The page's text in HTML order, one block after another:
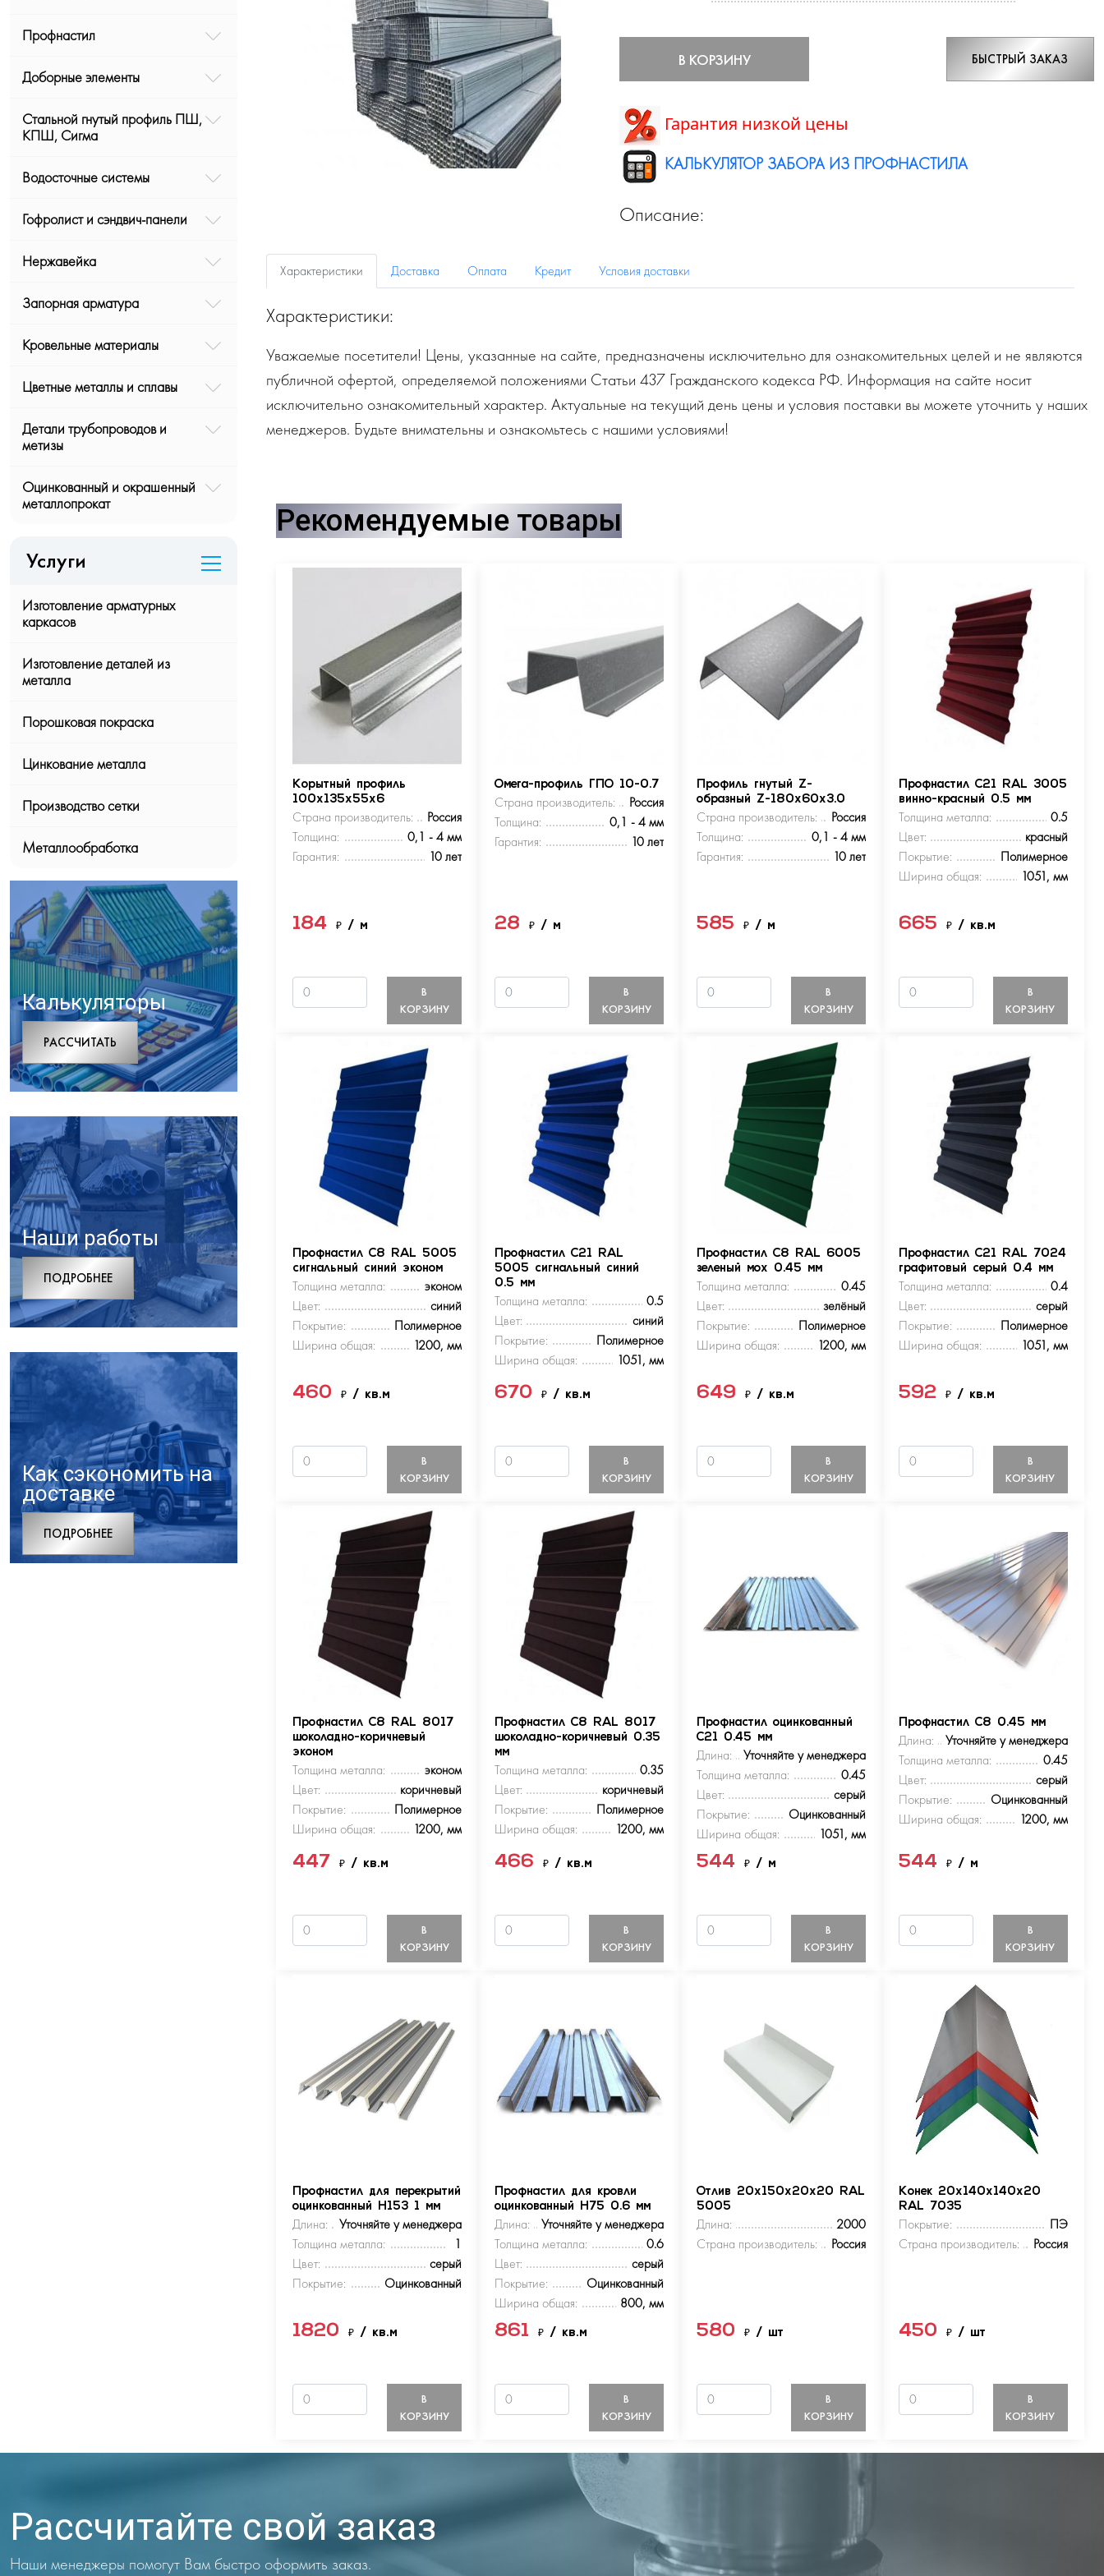
Профнастил
Доборные элементы
Стальной гнутый профиль ПШ,
КПШ, Сигма
Водосточные системы
Гофролист и сэндвич-панели
Нержавейка
Запорная арматура
Кровельные материалы
Цветные металлы и сплавы
Детали трубопроводов и
метизы
Оцинкованный и окрашенный
металлопрокат
Услуги
Изготовление арматурных
каркасов
Изготовление деталей из
металла
Порошковая покраска
Цинкование металла
Производство сетки
Металлообработка
Калькуляторы
РАCСЧИТАТЬ
Наши работы
ПОДРОБНЕЕ
Как сэкономить на
доставке
ПОДРОБНЕЕ
В КОРЗИНУ БЫСТРЫЙ ЗАКАЗ
Гарантия низкой цены
КАЛЬКУЛЯТОР ЗАБОРА ИЗ ПРОФНАСТИЛА
Описание:
Характеристики Доставка Оплата Кредит Условия доставки
Характеристики:
Уважаемые посетители! Цены, указанные на сайте, предназначены исключительно для ознакомительных целей и не являются
публичной офертой, определяемой положениями Статьи 437 Гражданского кодекса РФ. Информация на сайте носит
исключительно ознакомительный характер. Актуальные на текущий день цены и условия поставки вы можете уточнить у наших
менеджеров. Будьте внимательны и ознакомьтесь с нашими условиями!
Рекомендуемые товары
Корытный профиль
100х135х55х6
Страна производитель:
Россия
Толщина:
0,1 - 4 мм
Гарантия:
10 лет
184₽/ м
В
КОРЗИНУ
Омега-профиль ГПО 10-0.7
Страна производитель:
Россия
Толщина:
0,1 - 4 мм
Гарантия:
10 лет
28₽/ м
В
КОРЗИНУ
Профиль гнутый Z-
образный Z-180х60х3.0
Страна производитель:
Россия
Толщина:
0,1 - 4 мм
Гарантия:
10 лет
585₽/ м
В
КОРЗИНУ
Профнастил С21 RAL 3005
винно-красный 0.5 мм
Толщина металла:
0.5
Цвет:
красный
Покрытие:
Полимерное
Ширина общая:
1051, мм
665 ₽ / кв.м
В
КОРЗИНУ
Профнастил С8 RAL 5005
сигнальный синий эконом
Толщина металла:
эконом
Цвет:
синий
Покрытие:
Полимерное
Ширина общая:
1200, мм
460₽/ кв.м
В
КОРЗИНУ
Профнастил С21 RAL
5005 сигнальный синий
0.5 мм
Толщина металла:
0.5
Цвет:
синий
Покрытие:
Полимерное
Ширина общая:
1051, мм
670₽/ кв.м
В
КОРЗИНУ
Профнастил С8 RAL 6005
зеленый мох 0.45 мм
Толщина металла:
0.45
Цвет:
зелёный
Покрытие:
Полимерное
Ширина общая:
1200, мм
649₽/ кв.м
В
КОРЗИНУ
Профнастил С21 RAL 7024
графитовый серый 0.4 мм
Толщина металла:
0.4
Цвет:
серый
Покрытие:
Полимерное
Ширина общая:
1051, мм
592 ₽ / кв.м
В
КОРЗИНУ
Профнастил С8 RAL 8017
шоколадно-коричневый
эконом
Толщина металла:
эконом
Цвет:
коричневый
Покрытие:
Полимерное
Ширина общая:
1200, мм
447₽/ кв.м
В
КОРЗИНУ
Профнастил С8 RAL 8017
шоколадно-коричневый 0.35
мм
Толщина металла:
0.35
Цвет:
коричневый
Покрытие:
Полимерное
Ширина общая:
1200, мм
466₽/ кв.м
В
КОРЗИНУ
Профнастил оцинкованный
С21 0.45 мм
Длина:
Уточняйте у менеджера
Толщина металла:
0.45
Цвет:
серый
Покрытие:
Оцинкованный
Ширина общая:
1051, мм
544₽/ м
В
КОРЗИНУ
Профнастил С8 0.45 мм
Длина:
Уточняйте у менеджера
Толщина металла:
0.45
Цвет:
серый
Покрытие:
Оцинкованный
Ширина общая:
1200, мм
544 ₽ / м
В
КОРЗИНУ
Профнастил для перекрытий
оцинкованный Н153 1 мм
Длина:
Уточняйте у менеджера
Толщина металла:
1
Цвет:
серый
Покрытие:
Оцинкованный
1820₽/ кв.м
В
КОРЗИНУ
Профнастил для кровли
оцинкованный Н75 0.6 мм
Длина:
Уточняйте у менеджера
Толщина металла:
0.6
Цвет:
серый
Покрытие:
Оцинкованный
Ширина общая:
800, мм
861₽/ кв.м
В
КОРЗИНУ
Отлив 20х150х20х20 RAL
5005
Длина:
2000
Страна производитель:
Россия
580₽/ шт
В
КОРЗИНУ
Конек 20х140х140х20
RAL 7035
Покрытие:
ПЭ
Страна производитель:
Россия
450 ₽ / шт
В
КОРЗИНУ
Рассчитайте свой заказ
Наши менеджеры помогут Вам быстро оформить заказ.